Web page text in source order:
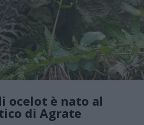
ocelot è nato al
di Agrate